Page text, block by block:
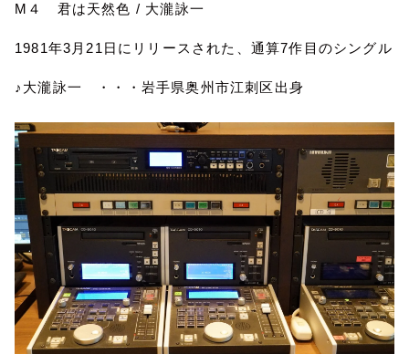
M ４ 君は天然色 / 大瀧詠一
1981年3 月 21 日にリリースされた、通算7作目のシングル
♪大瀧詠一 ・・・岩手県奥州市江刺区出身